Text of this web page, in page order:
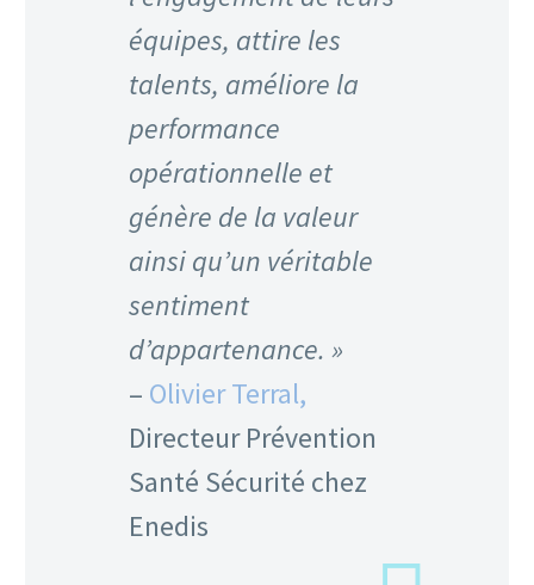
équipes, attire les
talents, améliore la
performance
opérationnelle et
génère de la valeur
ainsi qu’un véritable
sentiment
d’appartenance. »
– Olivier Terral,
Directeur Prévention
Santé Sécurité chez
Enedis